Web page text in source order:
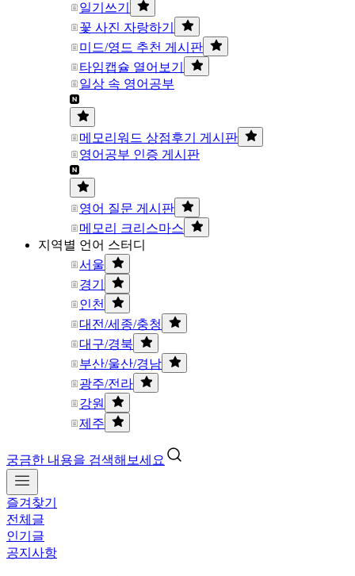
일기쓰기
꽃 사진 자랑하기
미드/영드 추천 게시판
타임캡슐 열어보기
일상 속 영어공부
메모리워드 상점후기 게시판
영어공부 인증 게시판
영어 질문 게시판
메모리 크리스마스
지역별 언어 스터디
서울
경기
인천
대전/세종/충청
대구/경북
부산/울산/경남
광주/전라
강원
제주
궁금한 내용을 검색해보세요
즐겨찾기
전체글
인기글
공지사항